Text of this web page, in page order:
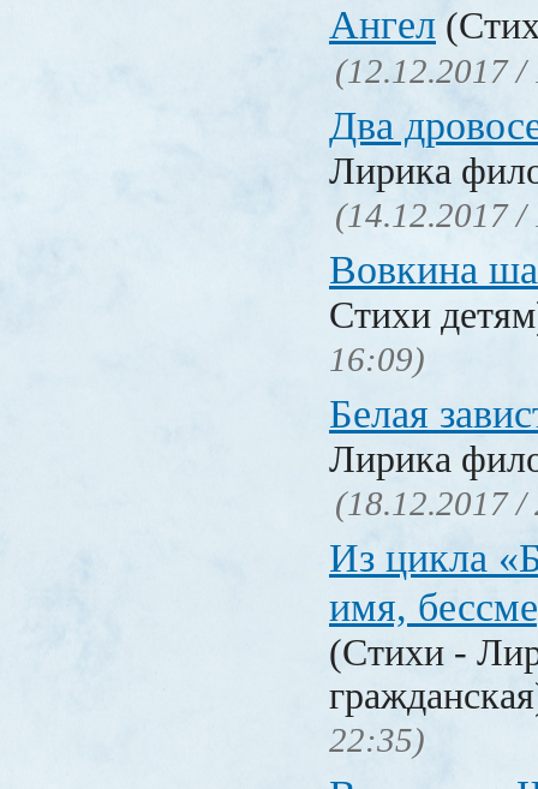
Ангел
(12.12.2017 /
Два
Лирика
(14.12.2017 /
Вовкина
Стихи
16:09)
Белая
Лирика
(18.12.2017 /
Из цикла
имя,
(Стихи -
22:35)